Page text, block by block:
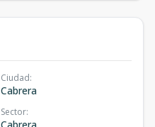
Ciudad:
Cabrera
Sector: